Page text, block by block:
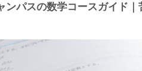
ンパスの数学コースガイド